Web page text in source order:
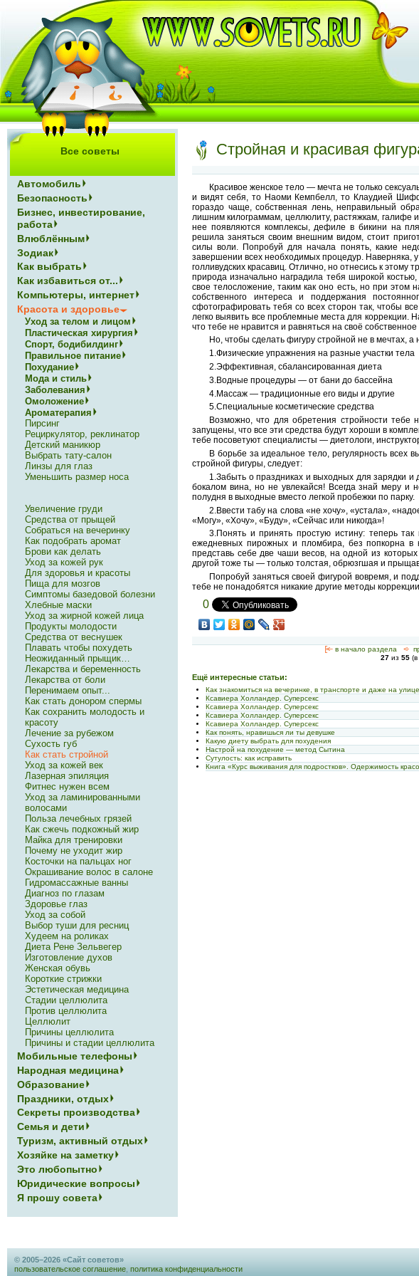
Стройная и красивая
Красивое женское тело — мечта не только
и видят себя, то Наоми Кемпбелл, то Клаудией
гораздо чаще, собственная лень, неправильный
лишним килограммам, целлюлиту, растяжкам,
нее появляются комплексы, дефиле в бикини на
решила заняться своим внешним видом, стоит
силы воли. Попробуй для начала понять, какие
завершении всех необходимых процедур. Наверняка,
голливудских красавиц. Отлично, но отнесись к
природа изначально наградила тебя широкой
свое телосложение, таким как оно есть, но при этом
собственного интереса и поддержания
сфотографировать тебя со всех сторон так, чтобы
легко выявить все проблемные места для
что тебе не нравится и равняться на своё
Но, чтобы сделать фигуру стройной не в мечтах,
1.Физические упражнения на разные участки тела
2.Эффективная, сбалансированная диета
3.Водные процедуры — от бани до бассейна
4.Массаж — традиционные его виды и другие
5.Специальные косметические средства
Возможно, что для обретения стройности
запущены, что все эти средства будут хороши в
тебе посоветуют специалисты — диетологи,
В борьбе за идеальное тело, регулярность всех
стройной фигуры, следует:
1.Забыть о праздниках и выходных для зарядки
бокалом вина, но не увлекайся! Всегда знай меру и
полудня в выходные вместо легкой пробежки по парку.
2.Ввести табу на слова «не хочу», «устала»,
«Могу», «Хочу», «Буду», «Сейчас или никогда»!
3.Понять и принять простую истину: теперь
ежедневных пирожных и пломбира, без попкорна
представь себе две чаши весов, на одной из
другой тоже ты — только толстая, обрюзгшая и
Попробуй заняться своей фигурой вовремя, и
тебе не понадобятся никакие другие методы
0
[<— в начало раздела <-
27 из 55
Ещё интересные статьи:
Как знакомиться на вечеринке, в транспорте и даже на улице
Ксавиера Холландер. Суперсекс
Ксавиера Холландер. Суперсекс
Ксавиера Холландер. Суперсекс
Ксавиера Холландер. Суперсекс
Как понять, нравишься ли ты девушке
Какую диету выбрать для похудения
Настрой на похудение — метод Сытина
Сутулость: как исправить
Книга «Курс выживания для подростков». Одержимость
Все советы
Автомобиль
Безопасность
Бизнес, инвестирование,
работа
Влюблённым
Зодиак
Как выбрать
Как избавиться от...
Компьютеры, интернет
Красота и здоровье
Уход за телом и лицом
Пластическая хирургия
Спорт, бодибилдинг
Правильное питание
Похудание
Мода и стиль
Заболевания
Омоложение
Ароматерапия
Пирсинг
Рециркулятор, реклинатор
Детский маникюр
Выбрать тату-салон
Линзы для глаз
Уменьшить размер носа
Увеличение груди
Средства от прыщей
Собраться на вечеринку
Как подобрать аромат
Брови как делать
Уход за кожей рук
Для здоровья и красоты
Пища для мозгов
Симптомы базедовой болезни
Хлебные маски
Уход за жирной кожей лица
Продукты молодости
Средства от веснушек
Плавать чтобы похудеть
Неожиданный прыщик…
Лекарства и беременность
Лекарства от боли
Перенимаем опыт...
Как стать донором спермы
Как сохранить молодость и
красоту
Лечение за рубежом
Сухость губ
Как стать стройной
Уход за кожей век
Лазерная эпиляция
Фитнес нужен всем
Уход за ламинированными
волосами
Польза лечебных грязей
Как сжечь подкожный жир
Майка для тренировки
Почему не уходит жир
Косточки на пальцах ног
Окрашивание волос в салоне
Гидромассажные ванны
Диагноз по глазам
Здоровье глаз
Уход за собой
Выбор туши для ресниц
Худеем на роликах
Диета Рене Зельвегер
Изготовление духов
Женская обувь
Короткие стрижки
Эстетическая медицина
Стадии целлюлита
Против целлюлита
Целлюлит
Причины целлюлита
Причины и стадии целлюлита
Мобильные телефоны
Народная медицина
Образование
Праздники, отдых
Секреты производства
Семья и дети
Туризм, активный отдых
Хозяйке на заметку
Это любопытно
Юридические вопросы
Я прошу совета
© 2005–2026 «Сайт советов»
пользовательское соглашение политика конфиденциальности